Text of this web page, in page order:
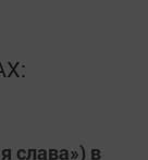
слава») в